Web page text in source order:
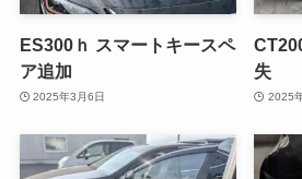
ES300ｈ スマートキースペ
ア追加
2025年3月6日
失
2025